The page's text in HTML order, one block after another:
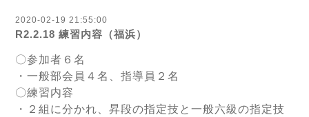
2020-02-19 21:55:00
R2.2.18 練習内容（福浜）
〇参加者６名
・一般部会員４名、指導員２名
〇練習内容
・２組に分かれ、昇段の指定技と一般六級の指定技